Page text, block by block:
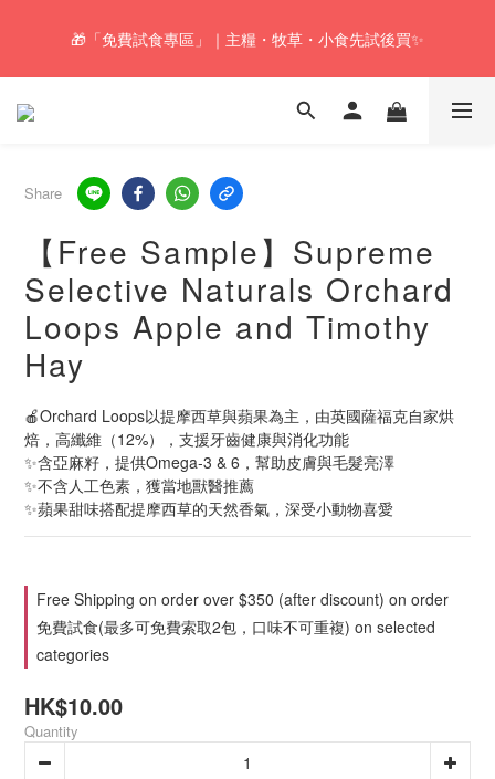
value of $350 or above in our store. 📦
🎁「免費試食專區」｜主糧・牧草・小食先試後買✨
🚚Free local shipping service will be offered for orders with a net
Share
【Free Sample】Supreme
Selective Naturals Orchard
Loops Apple and Timothy
Hay
🍎Orchard Loops以提摩西草與蘋果為主，由英國薩福克自家烘
焙，高纖維（12%），支援牙齒健康與消化功能
✨含亞麻籽，提供Omega‑3 & 6，幫助皮膚與毛髮亮澤
✨不含人工色素，獲當地獸醫推薦
✨蘋果甜味搭配提摩西草的天然香氣，深受小動物喜愛
Free Shipping on order over $350 (after discount) on order
免費試食(最多可免費索取2包，口味不可重複) on selected
categories
HK$10.00
Quantity